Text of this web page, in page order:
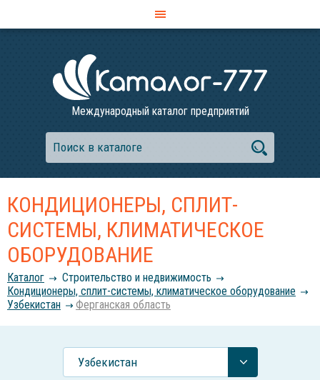
Международный каталог предприятий
КОНДИЦИОНЕРЫ, СПЛИТ-
СИСТЕМЫ, КЛИМАТИЧЕСКОЕ
ОБОРУДОВАНИЕ
Каталог
Строительство и недвижимость
Кондиционеры, сплит-системы, климатическое оборудование
Узбекистан
Ферганская область
Узбекистан